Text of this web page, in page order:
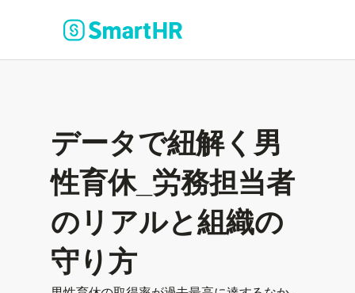
データで紐解く男
性育休_労務担当者
のリアルと組織の
守り方